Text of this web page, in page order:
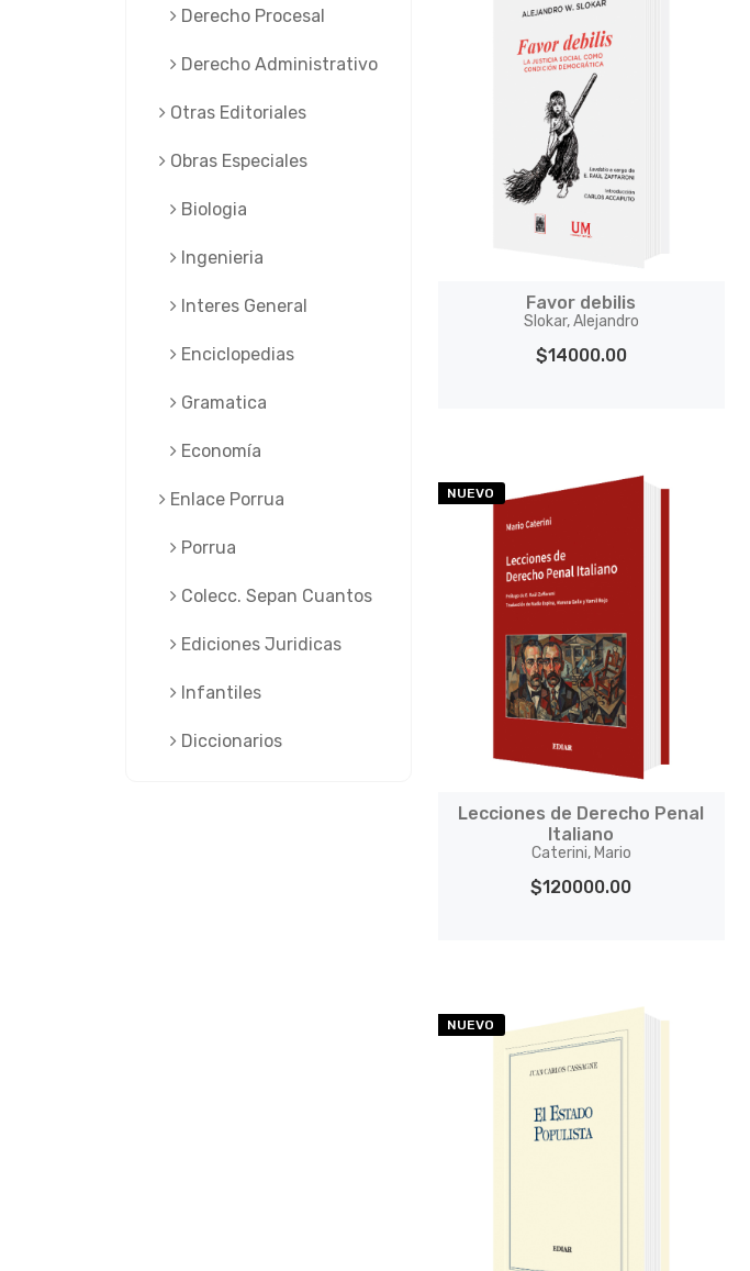
Favor debilis
Slokar, Alejandro
$14000.00
NUEVO
Lecciones de Derecho Penal
Italiano
Caterini, Mario
$120000.00
NUEVO
Derecho Procesal
Derecho Administrativo
Otras Editoriales
Obras Especiales
Biologia
Ingenieria
Interes General
Enciclopedias
Gramatica
Economía
Enlace Porrua
Porrua
Colecc. Sepan Cuantos
Ediciones Juridicas
Infantiles
Diccionarios